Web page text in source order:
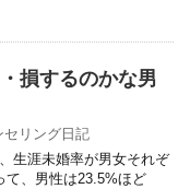
損するのかな男
セリング日記
生涯未婚率が男女それぞ
て、男性は23.5%ほど